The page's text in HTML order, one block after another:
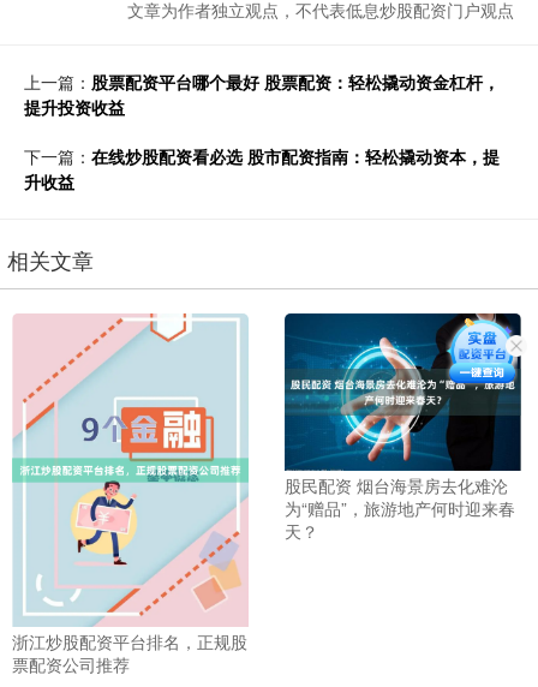
文章为作者独立观点，不代表低息炒股配资门户观点
上一篇： 股票配资平台哪个最好 股票配资：轻松撬动资金杠杆，
提升投资收益
下一篇： 在线炒股配资看必选 股市配资指南：轻松撬动资本，提
升收益
相关文章
浙江炒股配资平台排名，正规股
票配资公司推荐
股民配资 烟台海景房去化难沦
为“赠品”，旅游地产何时迎来春
天？